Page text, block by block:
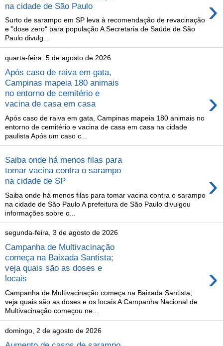
na cidade de São Paulo
›
Surto de sarampo em SP leva à recomendação de revacinação
e "dose zero" para população A Secretaria de Saúde de São
Paulo divulg...
quarta-feira, 5 de agosto de 2026
Após caso de raiva em gata,
Campinas mapeia 180 animais
no entorno de cemitério e
vacina de casa em casa
›
Após caso de raiva em gata, Campinas mapeia 180 animais no
entorno de cemitério e vacina de casa em casa na cidade
paulista Após um caso c...
Saiba onde há menos filas para
tomar vacina contra o sarampo
na cidade de SP
›
Saiba onde há menos filas para tomar vacina contra o sarampo
na cidade de São Paulo A prefeitura de São Paulo divulgou
informações sobre o...
segunda-feira, 3 de agosto de 2026
Campanha de Multivacinação
começa na Baixada Santista;
veja quais são as doses e
locais
›
Campanha de Multivacinação começa na Baixada Santista;
veja quais são as doses e os locais A Campanha Nacional de
Multivacinação começou ne...
domingo, 2 de agosto de 2026